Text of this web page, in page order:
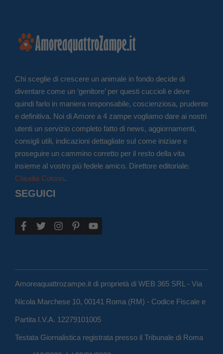
Chi sceglie di crescere un animale in fondo decide di
diventare come un ‘genitore’ per questi cuccioli e deve
quindi farlo in maniera responsabile, coscienziosa, prudente
e definitiva. Noi di Amore a 4 zampe vogliamo dare ai nostri
utenti un servizio completo fatto di news, aggiornamenti,
consigli utili, indicazioni dettagliate sul come iniziare e
proseguire un cammino corretto per il resto della vita
insieme al vostro più fedele amico. Direttore editoriale:
Claudia Colono.
SEGUICI
Amoreaquattrozampe.it di proprietà di WEB 365 SRL - Via
Nicola Marchese 10, 00141 Roma (RM) - Codice Fiscale e
Partita I.V.A. 12279101005
Testata Giornalistica registrata presso il Tribunale di Roma